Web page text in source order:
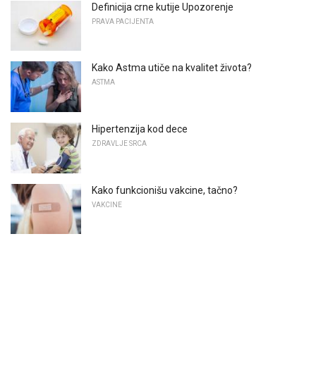
Definicija crne kutije Upozorenje
PRAVA PACIJENTA
Kako Astma utiče na kvalitet života?
ASTMA
Hipertenzija kod dece
ZDRAVLJE SRCA
Kako funkcionišu vakcine, tačno?
VAKCINE